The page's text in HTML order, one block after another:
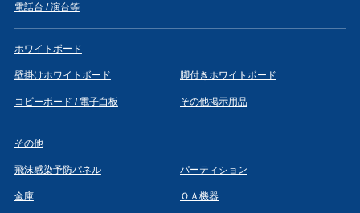
電話台 / 演台等
ホワイトボード
壁掛けホワイトボード 脚付きホワイトボード
コピーボード / 電子白板 その他掲示用品
その他
飛沫感染予防パネル パーティション
金庫 ＯＡ機器